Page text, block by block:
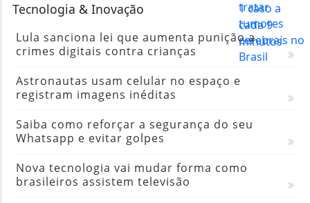
Tecnologia & Inovação
Lula sanciona lei que aumenta punição a
crimes digitais contra crianças
Astronautas usam celular no espaço e
registram imagens inéditas
Saiba como reforçar a segurança do seu
Whatsapp e evitar golpes
Nova tecnologia vai mudar forma como
brasileiros assistem televisão